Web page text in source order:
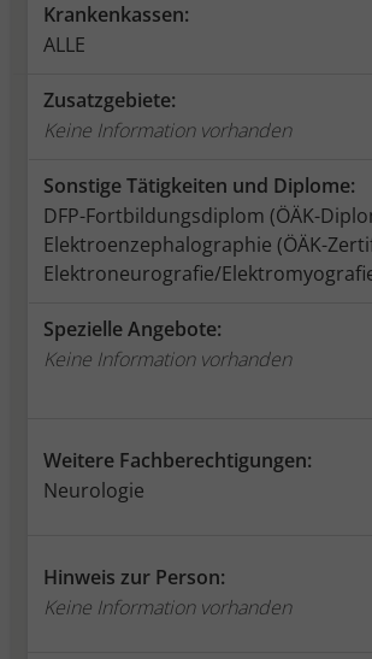
Krankenkassen:
ALLE
Zusatzgebiete:
Keine Information vorhanden
Sonstige Tätigkeiten und Diplome:
DFP-Fortbildungsdiplom (ÖÄK-
Elektroenzephalographie (ÖÄK-
Elektroneurografie/
Spezielle Angebote:
Keine Information vorhanden
Weitere Fachberechtigungen:
Neurologie
Hinweis zur Person:
Keine Information vorhanden